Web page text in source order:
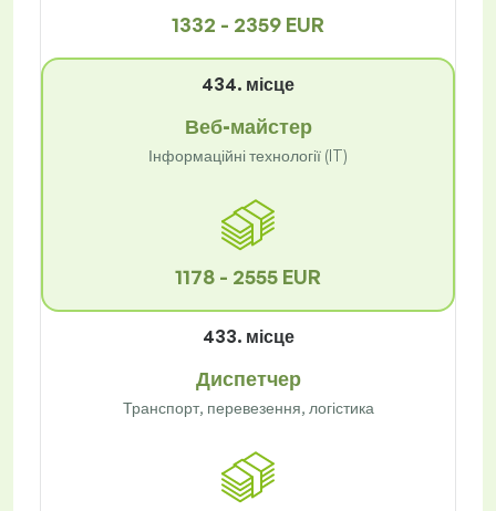
1332 - 2359 EUR
434. місце
Веб-майстер
Інформаційні технології (IT)
1178 - 2555 EUR
433. місце
Диспетчер
Транспорт, перевезення, логістика